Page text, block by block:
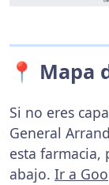
📍 Mapa
Si no eres
General
esta farmacia,
abajo. Ir a